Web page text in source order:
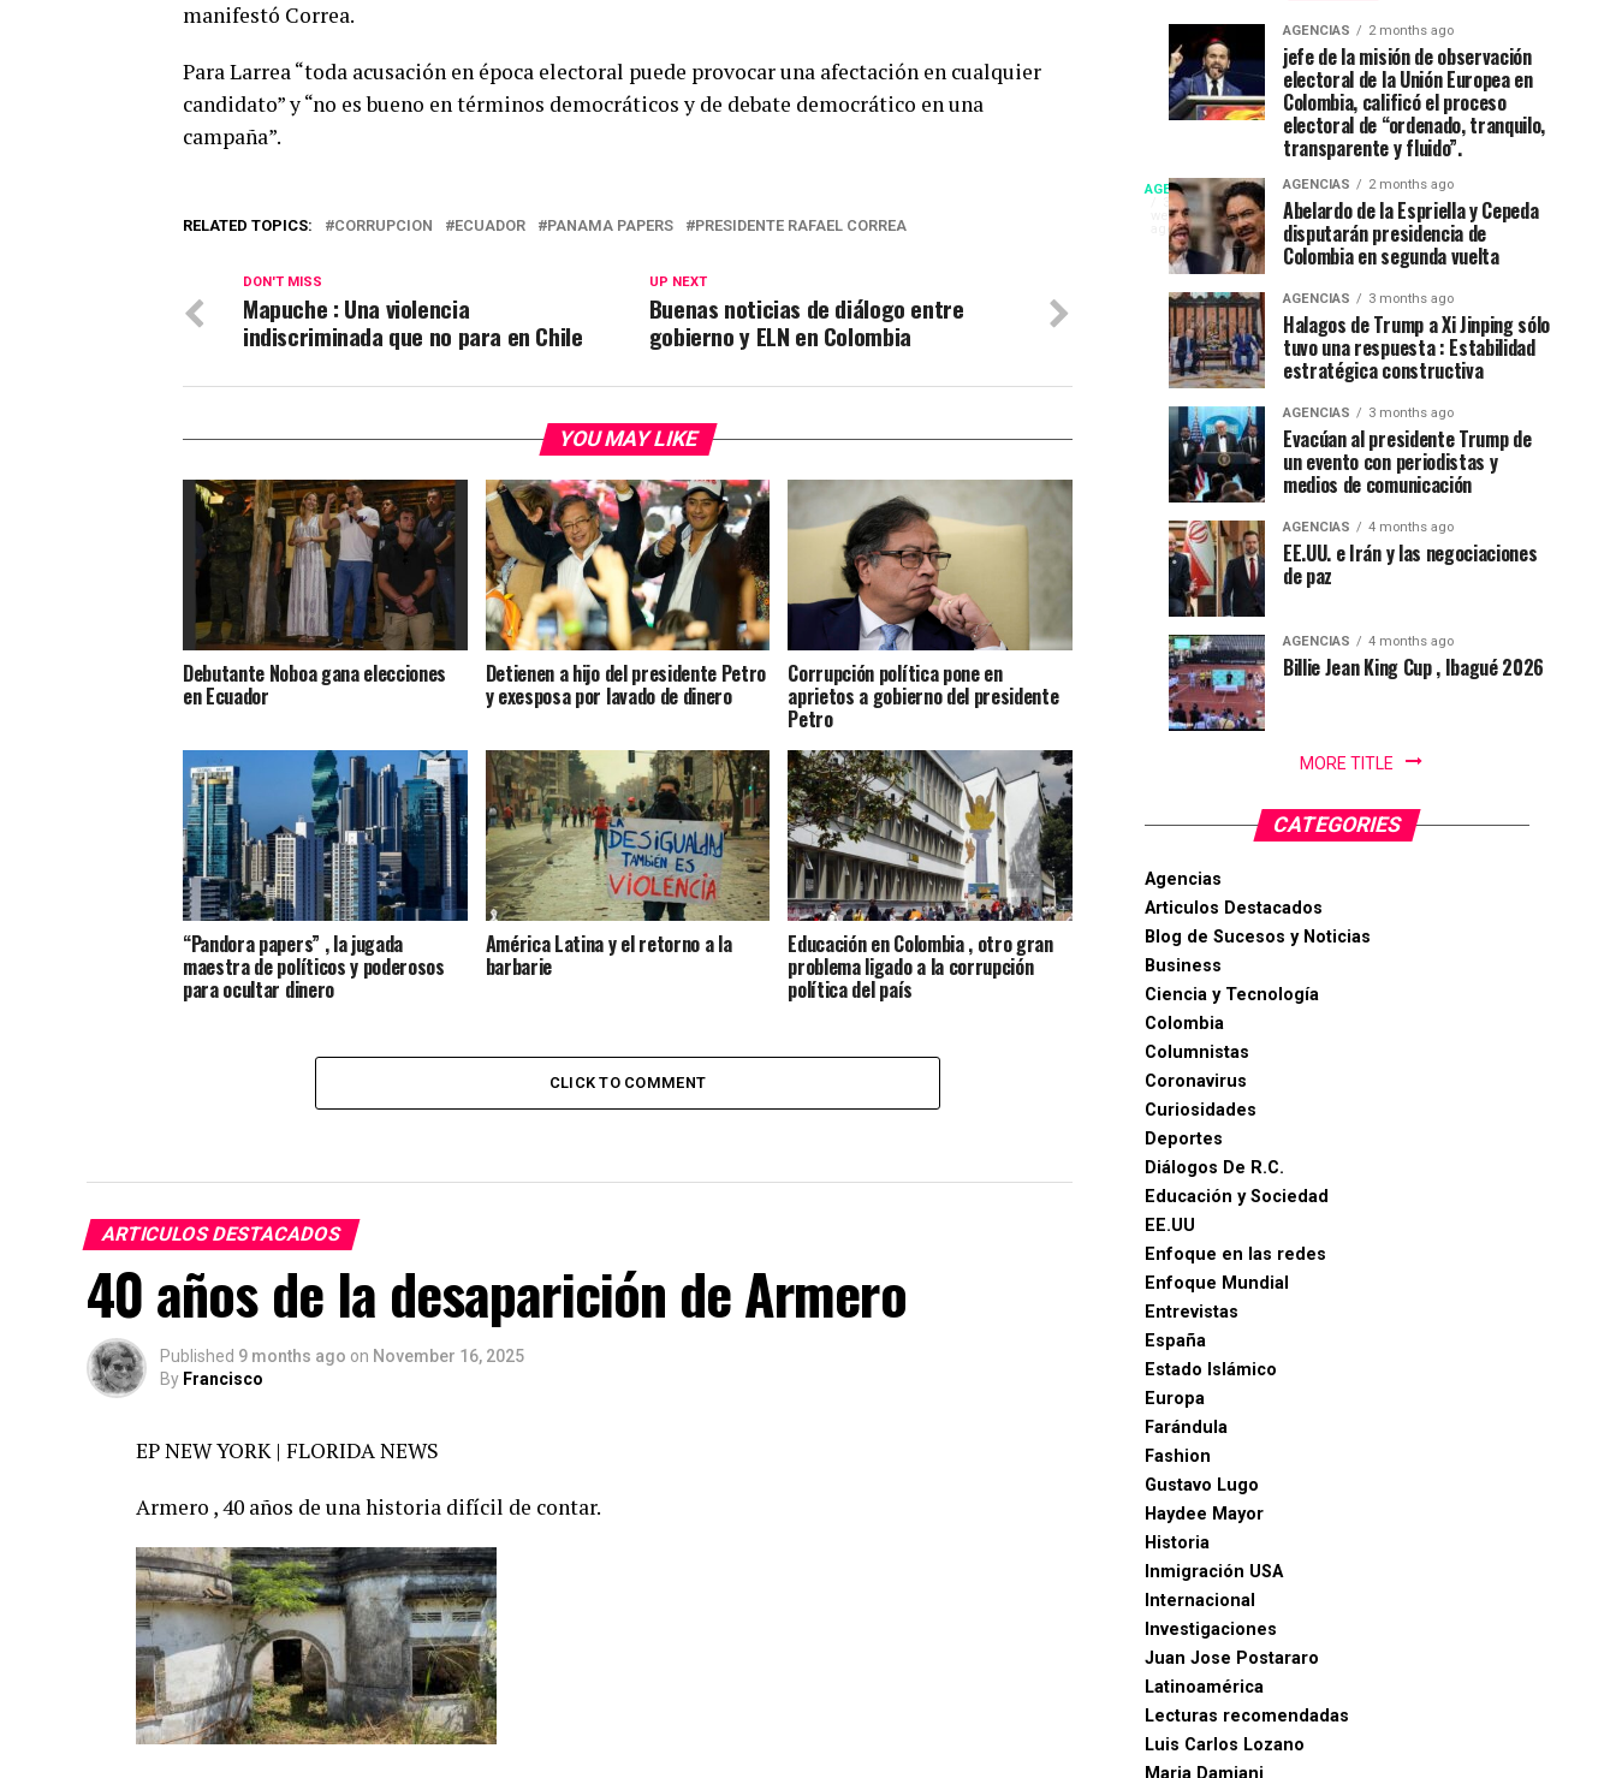
manifestó Correa.
Para Larrea “toda acusación en época electoral puede provocar una afectación en cualquier
candidato” y “no es bueno en términos democráticos y de debate democrático en una
campaña”.
RELATED TOPICS: CORRUPCION ECUADOR PANAMA PAPERS PRESIDENTE RAFAEL CORREA
UP NEXT
Buenas noticias de diálogo entre
gobierno y ELN en Colombia
DON'T MISS
Mapuche : Una violencia
indiscriminada que no para en Chile
YOU MAY LIKE
Debutante Noboa gana elecciones
en Ecuador
Detienen a hijo del presidente Petro
y exesposa por lavado de dinero
Corrupción política pone en
aprietos a gobierno del presidente
Petro
“Pandora papers” , la jugada
maestra de políticos y poderosos
para ocultar dinero
América Latina y el retorno a la
barbarie
Educación en Colombia , otro gran
problema ligado a la corrupción
política del país
CLICK TO COMMENT
ARTICULOS DESTACADOS
40 años de la desaparición de Armero
Published 9 months ago on November 16, 2025
By Francisco
EP NEW YORK | FLORIDA NEWS
Armero , 40 años de una historia difícil de contar.
AGENCIAS
3
weeks
ago
Campeonato
internacional
de
natación
en
Ibagué
NEW
YORK
DEPORTES|
Por
Gustavo
Lugo
Ibagué
Ibagué
celebró
Campeonato
Natación
PanAm...
AGENCIAS
4
weeks
ago
“Mi
casa
está
fiesta”
en
52
festival
del
folclor
colombiano
AGENCIAS
1
month
ago
CNE
declara
Espriella
nuevo
presidente
Colombia
2026-
2030
AGENCIAS 2 months ago
jefe de la misión de observación
electoral de la Unión Europea en
Colombia, calificó el proceso
electoral de “ordenado, tranquilo,
transparente y fluido”.
AGENCIAS 2 months ago
Abelardo de la Espriella y Cepeda
disputarán presidencia de
Colombia en segunda vuelta
AGENCIAS 3 months ago
Halagos de Trump a Xi Jinping sólo
tuvo una respuesta : Estabilidad
estratégica constructiva
AGENCIAS 3 months ago
Evacúan al presidente Trump de
un evento con periodistas y
medios de comunicación
AGENCIAS 4 months ago
EE.UU. e Irán y las negociaciones
de paz
AGENCIAS 4 months ago
Billie Jean King Cup , Ibagué 2026
MORE TITLE
CATEGORIES
Agencias
Articulos Destacados
Blog de Sucesos y Noticias
Business
Ciencia y Tecnología
Colombia
Columnistas
Coronavirus
Curiosidades
Deportes
Diálogos De R.C.
Educación y Sociedad
EE.UU
Enfoque en las redes
Enfoque Mundial
Entrevistas
España
Estado Islámico
Europa
Farándula
Fashion
Gustavo Lugo
Haydee Mayor
Historia
Inmigración USA
Internacional
Investigaciones
Juan Jose Postararo
Latinoamérica
Lecturas recomendadas
Luis Carlos Lozano
Maria Damiani